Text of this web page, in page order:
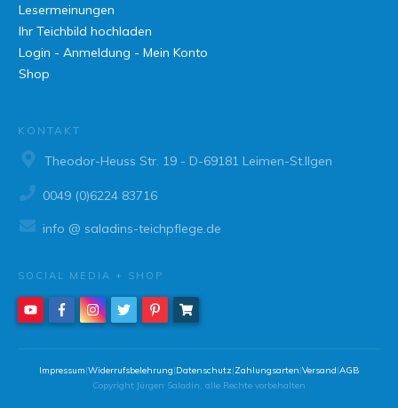
Lesermeinungen
Ihr Teichbild hochladen
Login - Anmeldung - Mein Konto
Shop
KONTAKT
Theodor-Heuss Str. 19 - D-69181 Leimen-St.Ilgen
0049 (0)6224 83716
info @ saladins-teichpflege.de
SOCIAL MEDIA + SHOP
Impressum|Widerrufsbelehrung|Datenschutz|Zahlungsarten|Versand|AGB
Copyright Jürgen Saladin, alle Rechte vorbehalten